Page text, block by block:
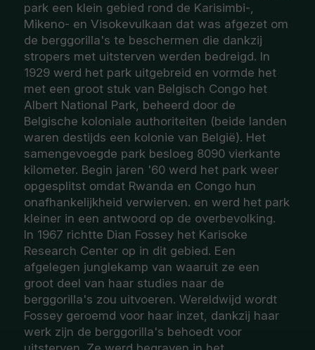
park een klein gebied rond de Karisimbi-,
Mikeno- en Visokevulkaan dat was afgezet om
de berggorilla's te beschermen die dankzij
stropers met uitsterven werden bedreigd. In
1929 werd het park uitgebreid en vormde het
met een groot stuk van Belgisch Congo het
Albert National Park, beheerd door de
Belgische koloniale authoriteiten (beide landen
waren destijds een kolonie van België). Het
samengevoegde park besloeg 8090 vierkante
kilometer. Begin jaren '60 werd het park weer
opgesplitst omdat Rwanda en Congo hun
onafhankelijkheid verwierven. en werd het park
kleiner in een antwoord op de overbevolking.
In 1967 richtte Dian Fossey het Karisoke
Research Center op in dit gebied. Een
afgelegen junglekamp van waaruit ze een
groot deel van haar studies naar de
berggorilla's zou uitvoeren. Wereldwijd wordt
Fossey geroemd voor haar inzet, dankzij haar
werk zijn de berggorilla's behoedt voor